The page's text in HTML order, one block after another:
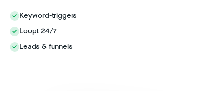
Keyword-triggers
Loopt 24/7
Leads & funnels